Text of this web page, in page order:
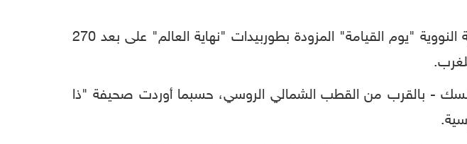
لندن (ديبريفر) - رصدت صور جديدة للأقمار الصناعية تمركز الغواصة الروسية النووية "يوم القيامة" المزودة بطوربيدات "نهاية العالم" على بعد 270
- بالقرب من القطب الشمالي الروسي، حسبما أوردت صحيفة "ذا